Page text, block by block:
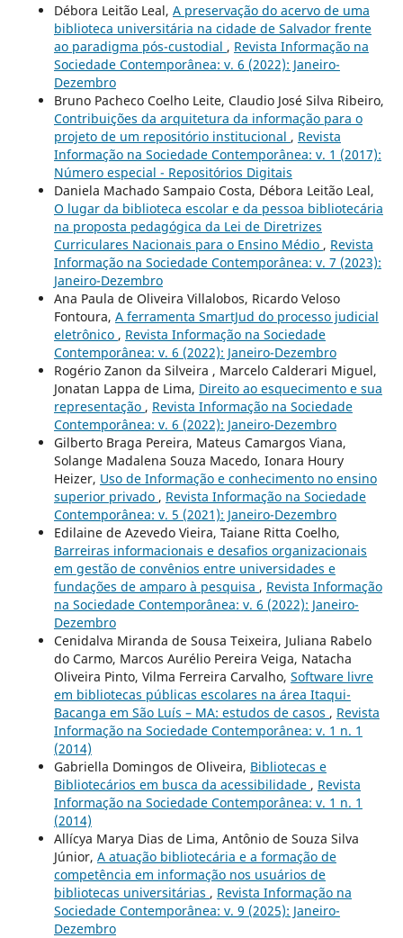
Débora Leitão Leal, A preservação do acervo de uma
biblioteca universitária na cidade de Salvador frente
ao paradigma pós-custodial , Revista Informação na
Sociedade Contemporânea: v. 6 (2022): Janeiro-
Dezembro
Bruno Pacheco Coelho Leite, Claudio José Silva Ribeiro,
Contribuições da arquitetura da informação para o
projeto de um repositório institucional , Revista
Informação na Sociedade Contemporânea: v. 1 (2017):
Número especial - Repositórios Digitais
Daniela Machado Sampaio Costa, Débora Leitão Leal,
O lugar da biblioteca escolar e da pessoa bibliotecária
na proposta pedagógica da Lei de Diretrizes
Curriculares Nacionais para o Ensino Médio , Revista
Informação na Sociedade Contemporânea: v. 7 (2023):
Janeiro-Dezembro
Ana Paula de Oliveira Villalobos, Ricardo Veloso
Fontoura, A ferramenta SmartJud do processo judicial
eletrônico , Revista Informação na Sociedade
Contemporânea: v. 6 (2022): Janeiro-Dezembro
Rogério Zanon da Silveira , Marcelo Calderari Miguel,
Jonatan Lappa de Lima, Direito ao esquecimento e sua
representação , Revista Informação na Sociedade
Contemporânea: v. 6 (2022): Janeiro-Dezembro
Gilberto Braga Pereira, Mateus Camargos Viana,
Solange Madalena Souza Macedo, Ionara Houry
Heizer, Uso de Informação e conhecimento no ensino
superior privado , Revista Informação na Sociedade
Contemporânea: v. 5 (2021): Janeiro-Dezembro
Edilaine de Azevedo Vieira, Taiane Ritta Coelho,
Barreiras informacionais e desafios organizacionais
em gestão de convênios entre universidades e
fundações de amparo à pesquisa , Revista Informação
na Sociedade Contemporânea: v. 6 (2022): Janeiro-
Dezembro
Cenidalva Miranda de Sousa Teixeira, Juliana Rabelo
do Carmo, Marcos Aurélio Pereira Veiga, Natacha
Oliveira Pinto, Vilma Ferreira Carvalho, Software livre
em bibliotecas públicas escolares na área Itaqui-
Bacanga em São Luís – MA: estudos de casos , Revista
Informação na Sociedade Contemporânea: v. 1 n. 1
(2014)
Gabriella Domingos de Oliveira, Bibliotecas e
Bibliotecários em busca da acessibilidade , Revista
Informação na Sociedade Contemporânea: v. 1 n. 1
(2014)
Allícya Marya Dias de Lima, Antônio de Souza Silva
Júnior, A atuação bibliotecária e a formação de
competência em informação nos usuários de
bibliotecas universitárias , Revista Informação na
Sociedade Contemporânea: v. 9 (2025): Janeiro-
Dezembro